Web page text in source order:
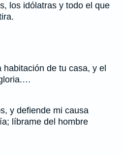
los idólatras y todo el que
de tu casa, y el
y defiende mi causa
líbrame del hombre